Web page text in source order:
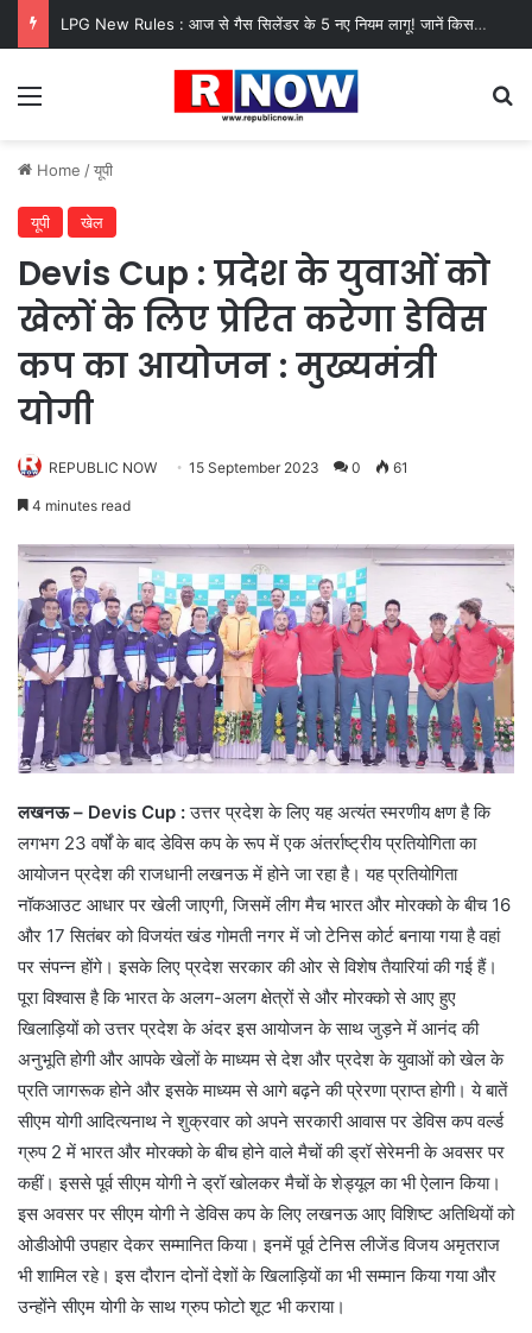
LPG New Rules : आज से गैस सिलेंडर के 5 नए नियम लागू! जानें किसका कटेगा कनेक्शन, कितने दिन बाद होगी बुकिंग?
Menu
Home /यूपी
यूपी खेल
Devis Cup : प्रदेश के युवाओं को
खेलों के लिए प्रेरित करेगा डेविस
कप का आयोजन : मुख्यमंत्री
योगी
REPUBLIC NOW 15 September 2023 0 61
4 minutes read
लखनऊ – Devis Cup :उत्तर प्रदेश के लिए यह अत्यंत स्मरणीय क्षण है कि
लगभग 23 वर्षों के बाद डेविस कप के रूप में एक अंतर्राष्ट्रीय प्रतियोगिता का
आयोजन प्रदेश की राजधानी लखनऊ में होने जा रहा है। यह प्रतियोगिता
नॉकआउट आधार पर खेली जाएगी, जिसमें लीग मैच भारत और मोरक्को के बीच 16
और 17 सितंबर को विजयंत खंड गोमती नगर में जो टेनिस कोर्ट बनाया गया है वहां
पर संपन्न होंगे। इसके लिए प्रदेश सरकार की ओर से विशेष तैयारियां की गई हैं।
पूरा विश्वास है कि भारत के अलग-अलग क्षेत्रों से और मोरक्को से आए हुए
खिलाड़ियों को उत्तर प्रदेश के अंदर इस आयोजन के साथ जुड़ने में आनंद की
अनुभूति होगी और आपके खेलों के माध्यम से देश और प्रदेश के युवाओं को खेल के
प्रति जागरूक होने और इसके माध्यम से आगे बढ़ने की प्रेरणा प्राप्त होगी। ये बातें
सीएम योगी आदित्यनाथ ने शुक्रवार को अपने सरकारी आवास पर डेविस कप वर्ल्ड
ग्रुप 2 में भारत और मोरक्को के बीच होने वाले मैचों की ड्रॉ सेरेमनी के अवसर पर
कहीं। इससे पूर्व सीएम योगी ने ड्रॉ खोलकर मैचों के शेड्यूल का भी ऐलान किया।
इस अवसर पर सीएम योगी ने डेविस कप के लिए लखनऊ आए विशिष्ट अतिथियों को
ओडीओपी उपहार देकर सम्मानित किया। इनमें पूर्व टेनिस लीजेंड विजय अमृतराज
भी शामिल रहे। इस दौरान दोनों देशों के खिलाड़ियों का भी सम्मान किया गया और
उन्होंने सीएम योगी के साथ ग्रुप फोटो शूट भी कराया।